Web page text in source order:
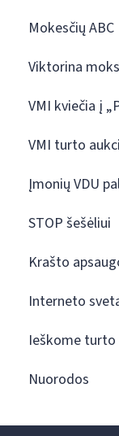
Mokesčių ABC
Viktorina
VMI kviečia į
VMI turto
Įmonių VDU
STOP šešėliui
Krašto
Interneto
Ieškome turto
Nuorodos